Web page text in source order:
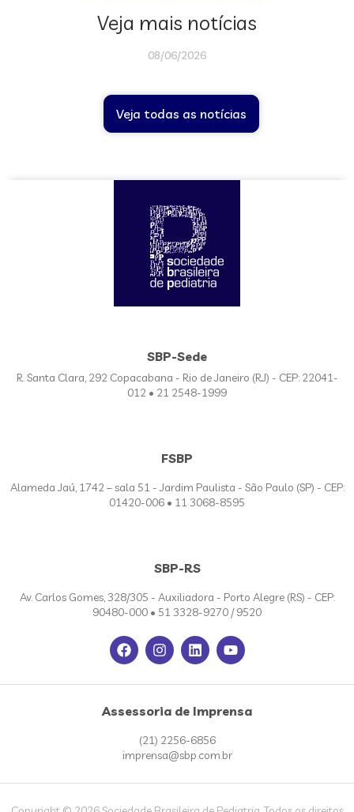
Veja mais notícias
08/06/2026
Veja todas as notícias
SBP-Sede
R. Santa Clara, 292 Copacabana - Rio de Janeiro (RJ) - CEP: 22041-
012 • 21 2548-1999
FSBP
Alameda Jaú, 1742 – sala 51 - Jardim Paulista - São Paulo (SP) - CEP:
01420-006 • 11 3068-8595
SBP-RS
Av. Carlos Gomes, 328/305 - Auxiliadora - Porto Alegre (RS) - CEP:
90480-000 • 51 3328-9270 / 9520
Assessoria de Imprensa
(21) 2256-6856
imprensa@sbp.com.br